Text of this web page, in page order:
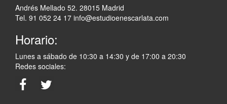
Andrés Mellado 52. 28015 Madrid
Tel. 91 052 24 17 info@estudioenescarlata.com
Horario:
Lunes a sábado de 10:30 a 14:30 y de 17:00 a 20:30
Redes sociales: